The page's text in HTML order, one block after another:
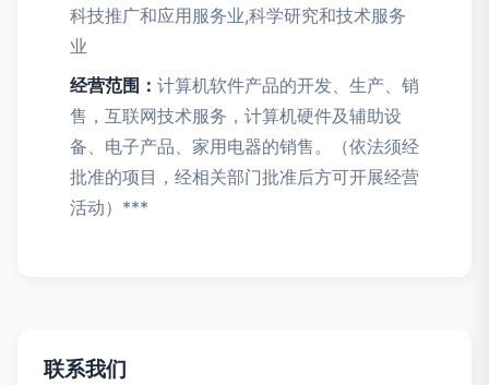
科技推广和应用服务业,科学研究和技术服务
业
经营范围： 计算机软件产品的开发、生产、销
售，互联网技术服务，计算机硬件及辅助设
备、电子产品、家用电器的销售。（依法须经
批准的项目，经相关部门批准后方可开展经营
活动）***
联系我们